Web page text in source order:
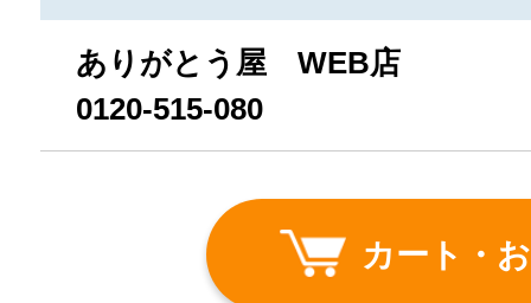
ありがとう屋 WEB店
0120-515-080
カート・